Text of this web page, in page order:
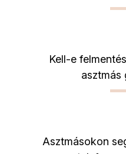
Kell-e
asztmás
Asztmásokon